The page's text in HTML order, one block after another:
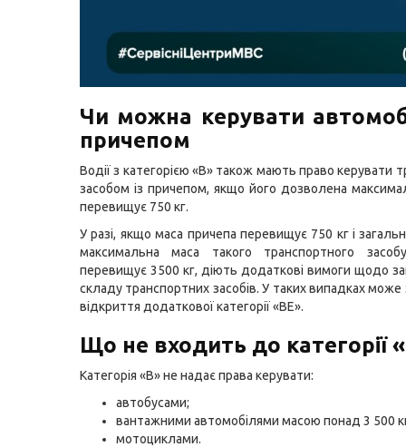
Чи можна керувати
причепом
Водії з категорією «B» також мають право керувати
засобом із причепом, якщо його дозволена
перевищує 750 кг.
У разі, якщо маса причепа перевищує 750 кг і
максимальна маса такого транспортного
перевищує 3500 кг, діють додаткові вимоги щодо
складу транспортних засобів. У таких випадках
відкриття додаткової категорії «BЕ».
Що не входить до категорії
Категорія «B» не надає права керувати:
автобусами;
вантажними автомобілями масою понад 3 500
мотоциклами.